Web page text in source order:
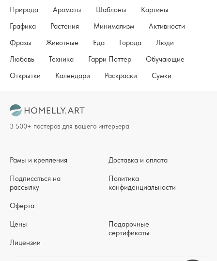
Природа
Ароматы Шаблоны
Картины
Графика
Растения Минимализм
Активности
Фразы
Животные Еда Города
Люди
Любовь
Техника Гарри Поттер
Обучающие
Открытки
Календари Раскраски Сумки
Рамы и крепления
Подписаться на
рассылку
Оферта
Доставка и оплата
Политика
конфиденциальности
Цены
Лицензии
Подарочные
сертификаты
3 500+ постеров для вашего интерьера